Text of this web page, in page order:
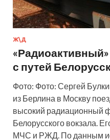
Ж\Д
с путей
Фото: Фото: Сергей
из Берлина в Москву
высокий радиационный
Белорусского вокзала.
МЧС и РЖД. По данным